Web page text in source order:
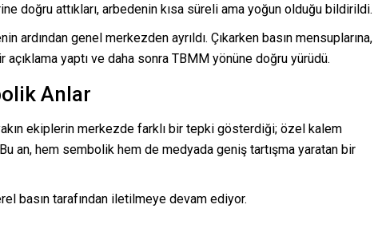
doğru attıkları, arbedenin kısa süreli ama yoğun olduğu bildirildi.
ardından genel merkezden ayrıldı. Çıkarken basın mensuplarına,
yaptı ve daha sonra TBMM yönüne doğru yürüdü.
Anlar
yakın ekiplerin merkezde farklı bir tepki gösterdiği; özel kalem
an, hem sembolik hem de medyada geniş tartışma yaratan bir
basın tarafından iletilmeye devam ediyor.